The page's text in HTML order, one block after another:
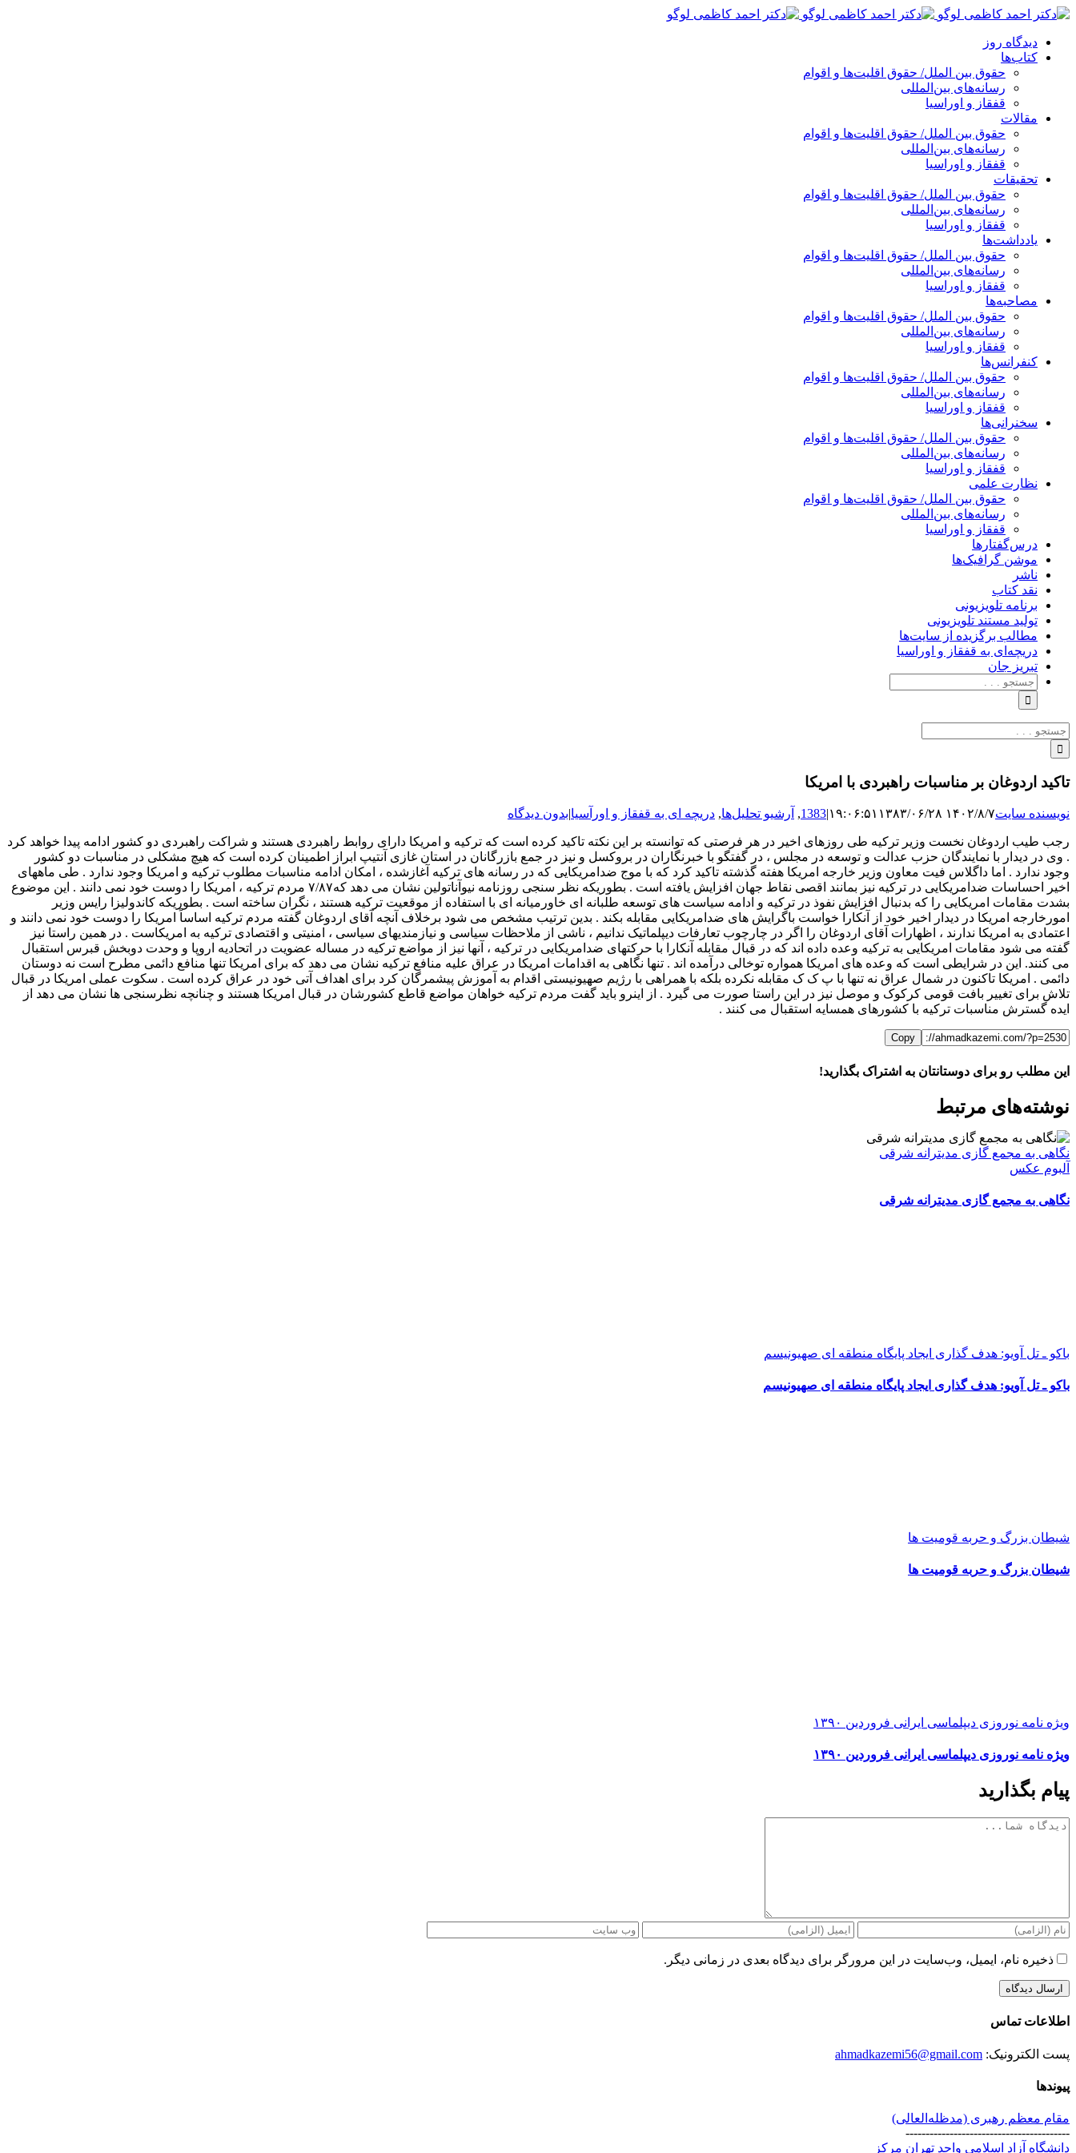
پرش
محتوا
دیدگاه روز
کتاب‌ها
حقوق بین الملل/ حقوق اقلیت‌ها و اقوام
رسانه‌های بین‌المللی
قفقاز و اوراسیا
مقالات
حقوق بین الملل/ حقوق اقلیت‌ها و اقوام
رسانه‌های بین‌المللی
قفقاز و اوراسیا
تحقیقات
حقوق بین الملل/ حقوق اقلیت‌ها و اقوام
رسانه‌های بین‌المللی
قفقاز و اوراسیا
یادداشت‌ها
حقوق بین الملل/ حقوق اقلیت‌ها و اقوام
رسانه‌های بین‌المللی
قفقاز و اوراسیا
مصاحبه‌ها
حقوق بین الملل/ حقوق اقلیت‌ها و اقوام
رسانه‌های بین‌المللی
قفقاز و اوراسیا
کنفرانس‌ها
حقوق بین الملل/ حقوق اقلیت‌ها و اقوام
رسانه‌های بین‌المللی
قفقاز و اوراسیا
سخنرانی‌ها
حقوق بین الملل/ حقوق اقلیت‌ها و اقوام
رسانه‌های بین‌المللی
قفقاز و اوراسیا
نظارت علمی
حقوق بین الملل/ حقوق اقلیت‌ها و اقوام
رسانه‌های بین‌المللی
قفقاز و اوراسیا
درس‌گفتارها
موشن گرافیک‌ها
ناشر
نقد کتاب
برنامه‌ تلویزیونی
تولید مستند تلویزیونی
مطالب برگزیده از سایت‌ها
دریچه‌ای به قفقاز و اوراسیا
تبریزِ جان
جستجو
برای:
جستجو
برای:
تاکید اردوغان بر مناسبات راهبردی با امریکا
نویسنده سایت۱۴۰۲/۸/۷ ۱۹:۰۶:۵۱ ۱۳۸۳/۰۶/۲۸ |
1383
, آرشیو تحلیل‌ها, دریچه ای به قفقاز و اورآسیا|بدون دیدگاه
رجب طیب اردوغان نخست وزیر ترکیه طی روزهای اخیر در هر فرصتی که توانسته بر این نکته تاکید کرده است که ترکیه و امریکا دارای روابط راهبردی هستند و شراکت راهبردی دو کشور ادامه پیدا خواهد کرد
. وی در دیدار با نمایندگان حزب عدالت و توسعه در مجلس ، در گفتگو با خبرنگاران در بروکسل و نیز در جمع بازرگانان در استان غازی آنتیپ ابراز اطمینان کرده است که هیچ مشکلی در مناسبات دو کشور
وجود ندارد . اما داگلاس فیت معاون وزیر خارجه امریکا هفته گذشته تاکید کرد که با موج ضدامریکایی که در رسانه های ترکیه آغازشده ، امکان ادامه مناسبات مطلوب ترکیه و امریکا وجود ندارد . طی ماههای
اخیر احساسات ضدامریکایی در ترکیه نیز بمانند اقصی نقاط جهان افزایش یافته است . بطوریکه نظر سنجی روزنامه نیوآناتولین نشان می دهد که۷/۸۷ مردم ترکیه ، امریکا را دوست خود نمی دانند . این موضوع
بشدت مقامات امریکایی را که بدنبال افزایش نفوذ در ترکیه و ادامه سیاست های توسعه طلبانه ای خاورمیانه ای با استفاده از موقعیت ترکیه هستند ، نگران ساخته است . بطوریکه کاندولیزا رایس وزیر
امورخارجه امریکا در دیدار اخیر خود از آنکارا خواست باگرایش های ضدامریکایی مقابله بکند . بدین ترتیب مشخص می شود برخلاف آنچه آقای اردوغان گفته مردم ترکیه اساساً امریکا را دوست خود نمی دانند و
اعتمادی به امریکا ندارند ، اظهارات آقای اردوغان را اگر در چارچوب تعارفات دیپلماتیک ندانیم ، ناشی از ملاحظات سیاسی و نیازمندیهای سیاسی ، امنیتی و اقتصادی ترکیه به امریکاست . در همین راستا نیز
گفته می شود مقامات امریکایی به ترکیه وعده داده اند که در قبال مقابله آنکارا با حرکتهای ضدامریکایی در ترکیه ، آنها نیز از مواضع ترکیه در مساله عضویت در اتحادیه اروپا و وحدت دوبخش قبرس استقبال
می کنند. این در شرایطی است که وعده های امریکا همواره توخالی درآمده اند . تنها نگاهی به اقدامات امریکا در عراق علیه منافع ترکیه نشان می دهد که برای امریکا تنها منافع دائمی مطرح است نه دوستان
دائمی . امریکا تاکنون در شمال عراق نه تنها با پ ک ک مقابله نکرده بلکه با همراهی با رژیم صهیونیستی اقدام به آموزش پیشمرگان کرد برای اهداف آتی خود در عراق کرده است . سکوت عملی امریکا در قبال
تلاش برای تغییر بافت قومی کرکوک و موصل نیز در این راستا صورت می گیرد . از اینرو باید گفت مردم ترکیه خواهان مواضع قاطع کشورشان در قبال امریکا هستند و چنانچه نظرسنجی ها نشان می دهد از
ایده گسترش مناسبات ترکیه با کشورهای همسایه استقبال می کنند .
Copy
این مطلب رو برای دوستانتان به اشتراک بگذارید!
FacebookX
LinkedIn
WhatsApp
Telegram
ایمیل
نوشته‌‌های مرتبط
نگاهی به مجمع گازی مدیترانه شرقی
آلبوم عکس
نگاهی به مجمع گازی مدیترانه شرقی
باکو ـ تل آویو: هدف گذاری ایجاد پایگاه منطقه ای صهیونیسم
باکو ـ تل آویو: هدف گذاری ایجاد پایگاه منطقه ای صهیونیسم
شیطان بزرگ و حربه قومیت ها
شیطان بزرگ و حربه قومیت ها
ویژه نامه نوروزی دیپلماسی ایرانی فروردین ۱۳۹۰
ویژه نامه نوروزی دیپلماسی ایرانی فروردین ۱۳۹۰
پیام بگذارید
دیدگاه
ذخیره نام، ایمیل، وب‌سایت در این مرورگر برای دیدگاه بعدی در زمانی دیگر.
اطلاعات تماس
پست الکترونیک: ahmadkazemi56@gmail.com
پیوندها
مقام معظم رهبری (مد‌ظله‌العالی)
-----------------------------------------
دانشگاه آزاد اسلامی واحد تهران مرکز